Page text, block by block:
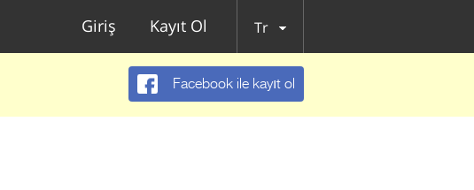
Giriş Kayıt Ol Tr
Facebook ile kayıt ol